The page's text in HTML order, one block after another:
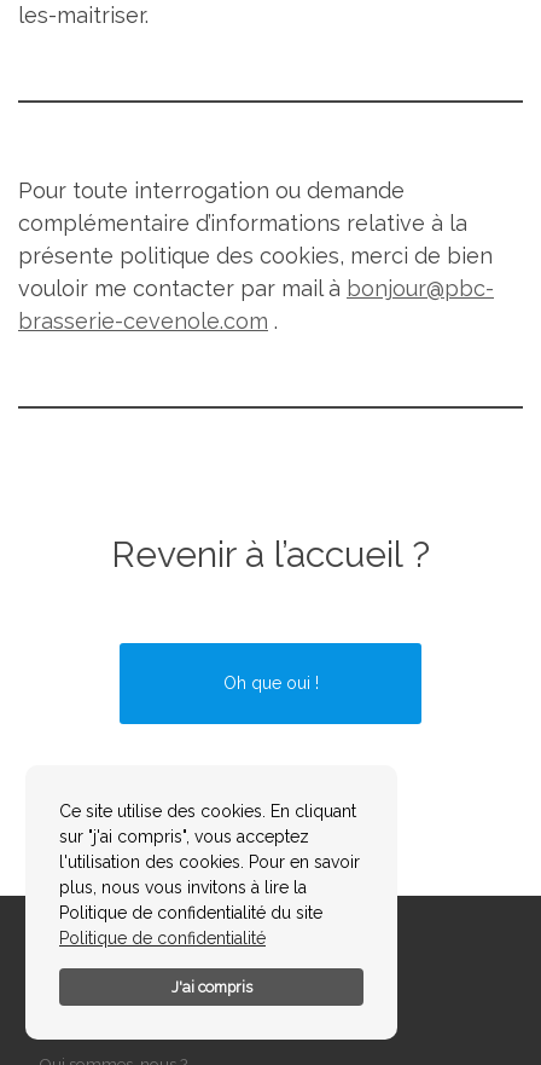
Ce site utilise des cookies. En cliquant
sur "j'ai compris", vous acceptez
l'utilisation des cookies. Pour en savoir
plus, nous vous invitons à lire la
Politique de confidentialité du site
Politique de confidentialité
J'ai compris
les-maitriser.
Pour toute interrogation ou demande
complémentaire d’informations relative à la
présente politique des cookies, merci de bien
vouloir me contacter par mail à bonjour@pbc-
brasserie-cevenole.com .
Revenir à l’accueil ?
Oh que oui !